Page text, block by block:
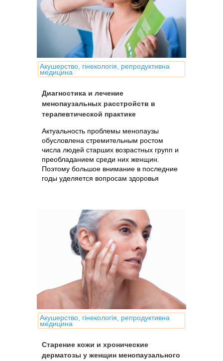
Акушерство, гінекологія, репродуктивна
медицина
Диагностика и лечение
менопаузальных расстройств в
терапевтической практике
Актуальность проблемы менопаузы
обусловлена стремительным ростом
числа людей старших возрастных групп и
преобладанием среди них женщин.
Поэтому большое внимание в последние
годы уделяется вопросам здоровья
Акушерство, гінекологія, репродуктивна
медицина
Старение кожи и хронические
дерматозы у женщин менопаузального